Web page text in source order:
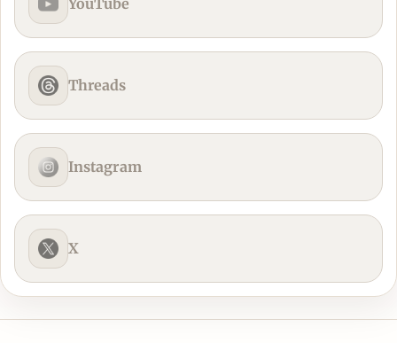
YouTube
Threads
Instagram
X